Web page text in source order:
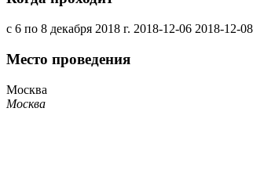
с 6 по 8 декабря 2018 г. 2018-12-06 2018-12-08
Место проведения
Москва
Москва